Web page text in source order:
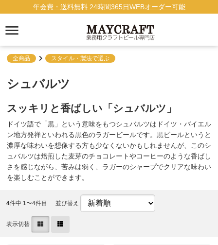
年会費・送料無料 24時間365日WEBオーダー可能
全商品 スタイル・製法で選ぶ
シュバルツ
スッキリと香ばしい「シュバルツ」
ドイツ語で「黒」という意味をもつシュバルツはドイツ・バイエル
ン地方発祥といわれる黒色のラガービールです。黒ビールというと
濃厚な味わいを想像する方も少なくないかもしれませんが、このシ
ュバルツは焙煎した麦芽のチョコレートやコーヒーのような香ばし
さを感じながら、苦みは弱く、ラガーのシャープでクリアな味わい
を楽しむことができます。
4件中 1〜4件目 並び替え
表示切替